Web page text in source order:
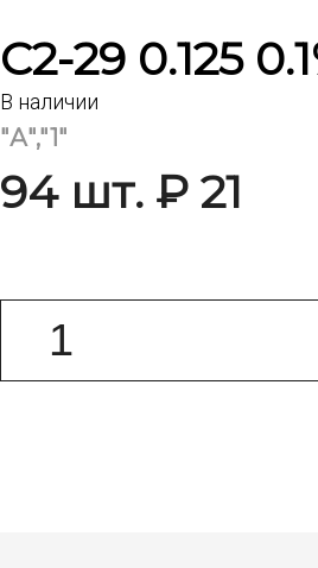
С2-29 0.125
В наличии
"А","1"
94 шт. ₽ 21